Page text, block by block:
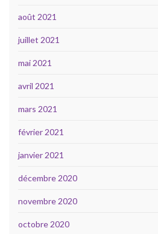
août 2021
juillet 2021
mai 2021
avril 2021
mars 2021
février 2021
janvier 2021
décembre 2020
novembre 2020
octobre 2020